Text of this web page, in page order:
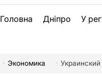
Головна Дніпро У
Экономика Украинский